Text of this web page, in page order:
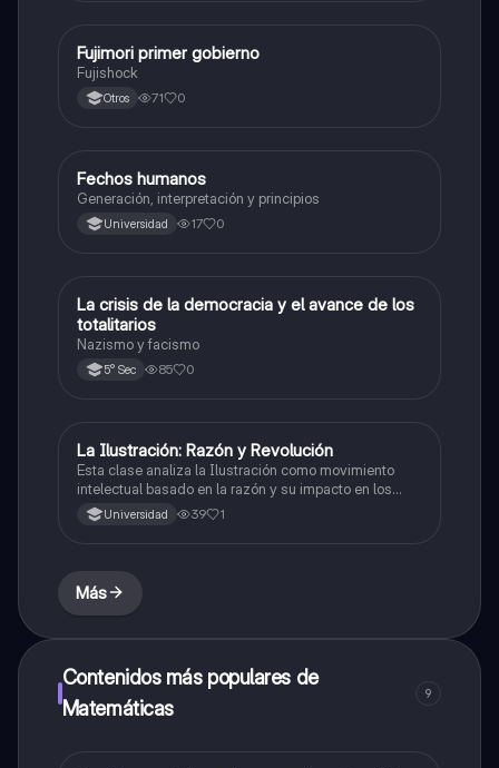
Ciencias Sociales
Fujimori primer gobierno
Fujishock
Otros 71 0
Ciencias Sociales
Fechos humanos
Generación, interpretación y principios
Universidad 17 0
Ciencias Sociales
La crisis de la democracia y el avance de los
totalitarios
Nazismo y facismo
5° Sec 85 0
Ciencias Sociales
La Ilustración: Razón y Revolución
Esta clase analiza la Ilustración como movimiento
intelectual basado en la razón y su impacto en los
procesos revolucionarios del siglo XVIII.
Universidad 39 1
Más
Contenidos más populares de
Matemáticas
9